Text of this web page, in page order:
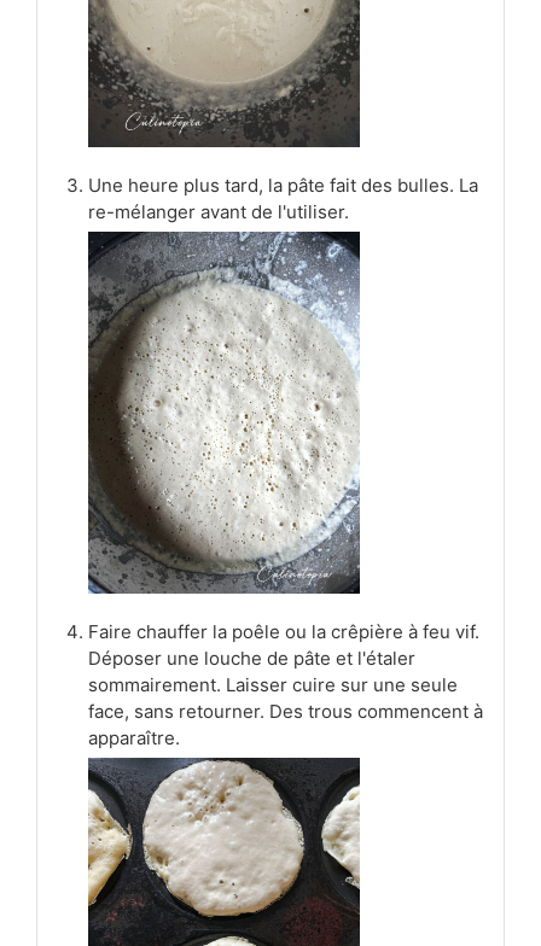
Une heure plus tard, la pâte fait des bulles. La
re-mélanger avant de l'utiliser.
Faire chauffer la poêle ou la crêpière à feu vif.
Déposer une louche de pâte et l'étaler
sommairement. Laisser cuire sur une seule
face, sans retourner. Des trous commencent à
apparaître.